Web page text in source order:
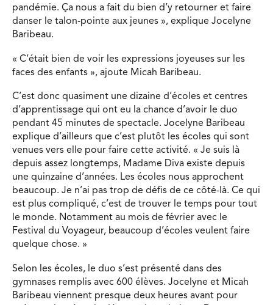
pandémie. Ça nous a fait du bien d’y retourner et faire
danser le talon-pointe aux jeunes », explique Jocelyne
Baribeau.
« C’était bien de voir les expressions joyeuses sur les
faces des enfants », ajoute Micah Baribeau.
C’est donc quasiment une dizaine d’écoles et centres
d’apprentissage qui ont eu la chance d’avoir le duo
pendant 45 minutes de spectacle. Jocelyne Baribeau
explique d’ailleurs que c’est plutôt les écoles qui sont
venues vers elle pour faire cette activité. « Je suis là
depuis assez longtemps, Madame Diva existe depuis
une quinzaine d’années. Les écoles nous approchent
beaucoup. Je n’ai pas trop de défis de ce côté-là. Ce qui
est plus compliqué, c’est de trouver le temps pour tout
le monde. Notamment au mois de février avec le
Festival du Voyageur, beaucoup d’écoles veulent faire
quelque chose. »
Selon les écoles, le duo s’est présenté dans des
gymnases remplis avec 600 élèves. Jocelyne et Micah
Baribeau viennent presque deux heures avant pour